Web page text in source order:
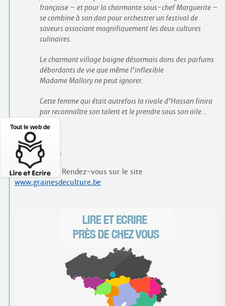
française – et pour la charmante sous-chef Marguerite –
se combine à son don pour orchestrer un festival de
saveurs associant magnifiquement les deux cultures
culinaires.
Le charmant village baigne désormais dans des parfums
débordants de vie que même l’inflexible
Madame Mallory ne peut ignorer.
Cette femme qui était autrefois la rivale d’Hassan finira
par reconnaître son talent et le prendre sous son aile…
Inscriptions…
Plus d’infos ? Rendez-vous sur le site
www.grainesdeculture.be
Tout le web de